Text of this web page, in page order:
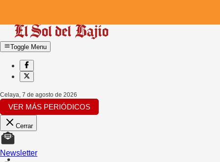
Toggle Menu
Celaya, 7 de agosto de 2026
VER MÁS PERIÓDICOS
Cerrar
Newsletter